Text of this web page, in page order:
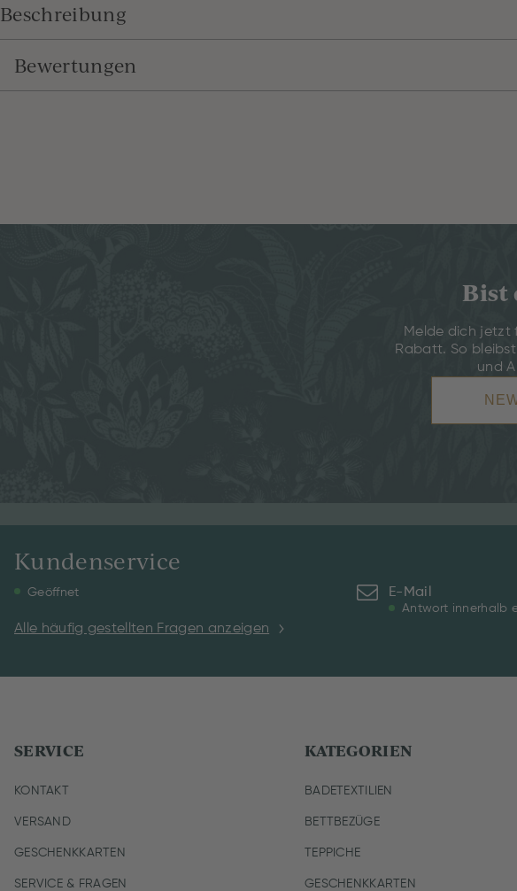
Beschreibung
Bewertungen
Bist
Melde dich jetzt
Rabatt. So
und
Kundenservice
Geöffnet
Alle häufig gestellten Fragen anzeigen
E-Mail
Antwort innerhalb
SERVICE
KONTAKT
VERSAND
GESCHENKKARTEN
SERVICE & FRAGEN
KATEGORIEN
BADETEXTILIEN
BETTBEZÜGE
TEPPICHE
GESCHENKKARTEN